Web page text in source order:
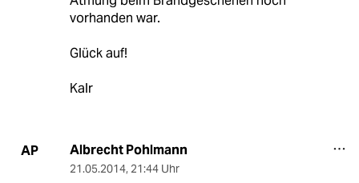
vorhanden war.
Glück auf!
Kalr
AP Albrecht Pohlmann
21.05.2014, 21:44 Uhr